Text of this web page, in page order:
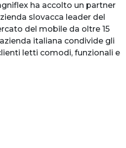
ha accolto un partner
slovacca leader del
del mobile da oltre 15
italiana condivide gli
letti comodi, funzionali e